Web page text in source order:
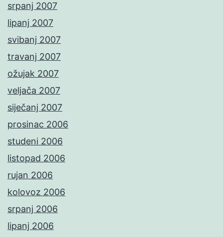
srpanj 2007
lipanj 2007
svibanj 2007
travanj 2007
ožujak 2007
veljača 2007
siječanj 2007
prosinac 2006
studeni 2006
listopad 2006
rujan 2006
kolovoz 2006
srpanj 2006
lipanj 2006